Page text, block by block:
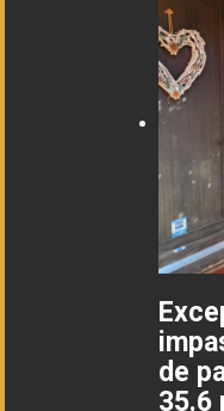
de
35.6